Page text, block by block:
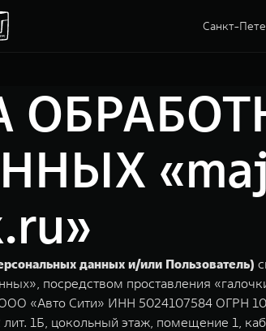
Санкт-
данных и/или Пользователь)
посредством проставления
«Авто Сити» ИНН 5024107584 ОГРН
1Б, цокольный этаж, помещение 1,